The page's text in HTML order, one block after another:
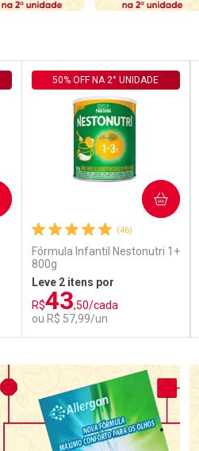
(46)
Fórmula Infantil Nestonutri 1+
800g
50% OFF NA 2° UNIDADE
Leve 2 itens por
R$43,50/cada
ou R$ 57,99/un
COMPRAR
Laboratório
Por Menos